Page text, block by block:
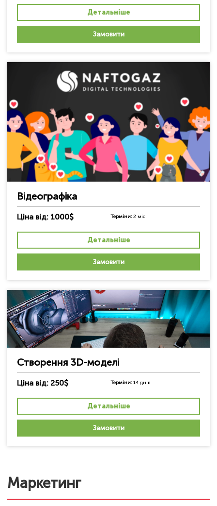
Детальніше
Замовити
Відеографіка
Ціна від: 1000$ Терміни:2 міс.
Детальніше
Замовити
Створення 3D-моделі
Ціна від: 250$ Терміни:14 днів.
Детальніше
Замовити
Маркетинг